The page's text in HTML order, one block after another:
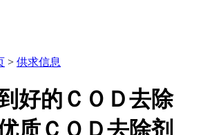
> 供求信息
好的ＣＯＤ去除
ＣＯＤ去除剂